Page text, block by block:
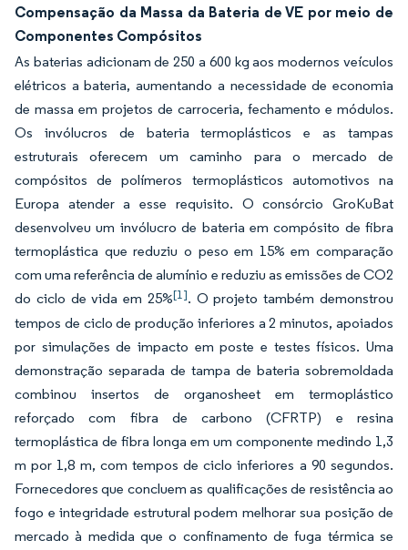
Compensação da Massa da Bateria de VE por meio de
Componentes Compósitos
As baterias adicionam de 250 a 600 kg aos modernos veículos
elétricos a bateria, aumentando a necessidade de economia
de massa em projetos de carroceria, fechamento e módulos.
Os invólucros de bateria termoplásticos e as tampas
estruturais oferecem um caminho para o mercado de
compósitos de polímeros termoplásticos automotivos na
Europa atender a esse requisito. O consórcio GroKuBat
desenvolveu um invólucro de bateria em compósito de fibra
termoplástica que reduziu o peso em 15% em comparação
com uma referência de alumínio e reduziu as emissões de CO2
do ciclo de vida em 25%[1]. O projeto também demonstrou
tempos de ciclo de produção inferiores a 2 minutos, apoiados
por simulações de impacto em poste e testes físicos. Uma
demonstração separada de tampa de bateria sobremoldada
combinou insertos de organosheet em termoplástico
reforçado com fibra de carbono (CFRTP) e resina
termoplástica de fibra longa em um componente medindo 1,3
m por 1,8 m, com tempos de ciclo inferiores a 90 segundos.
Fornecedores que concluem as qualificações de resistência ao
fogo e integridade estrutural podem melhorar sua posição de
mercado à medida que o confinamento de fuga térmica se